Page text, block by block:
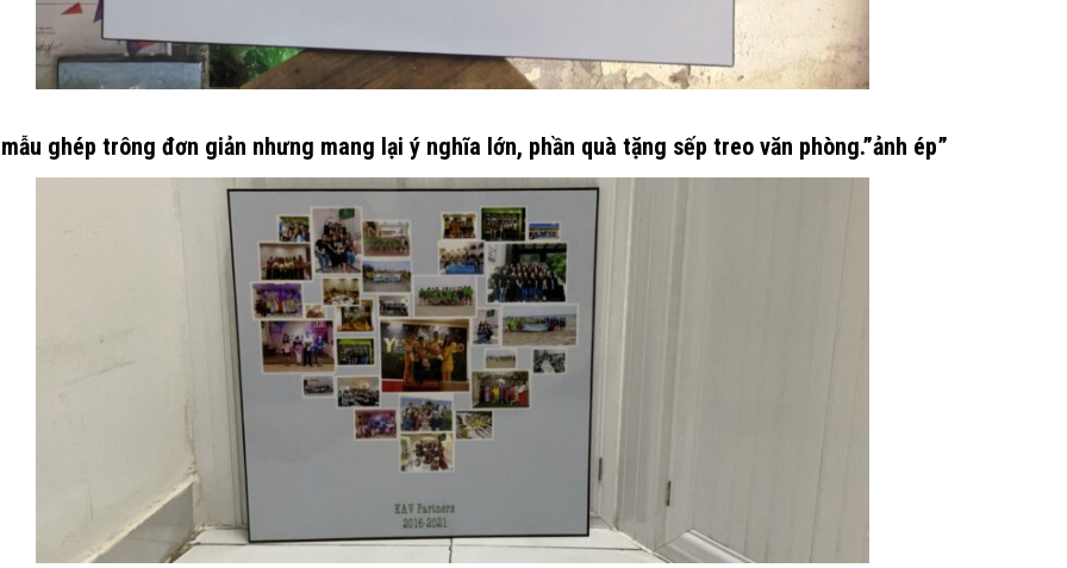
ghép trông đơn giản nhưng mang lại ý nghĩa lớn, phần quà tặng sếp treo văn phòng.”ảnh ép”